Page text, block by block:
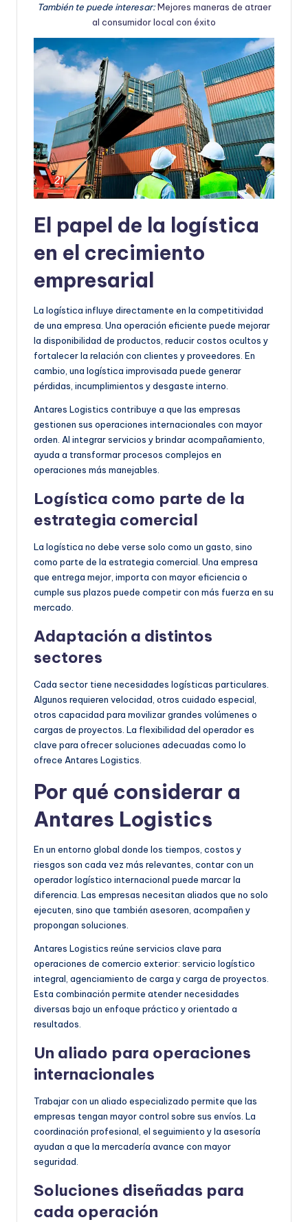
También te puede interesar:Mejores maneras de atraer
al consumidor local con éxito
El papel de la logística
en el crecimiento
empresarial
La logística influye directamente en la competitividad
de una empresa. Una operación eficiente puede mejorar
la disponibilidad de productos, reducir costos ocultos y
fortalecer la relación con clientes y proveedores. En
cambio, una logística improvisada puede generar
pérdidas, incumplimientos y desgaste interno.
Antares Logistics contribuye a que las empresas
gestionen sus operaciones internacionales con mayor
orden. Al integrar servicios y brindar acompañamiento,
ayuda a transformar procesos complejos en
operaciones más manejables.
Logística como parte de la
estrategia comercial
La logística no debe verse solo como un gasto, sino
como parte de la estrategia comercial. Una empresa
que entrega mejor, importa con mayor eficiencia o
cumple sus plazos puede competir con más fuerza en su
mercado.
Adaptación a distintos
sectores
Cada sector tiene necesidades logísticas particulares.
Algunos requieren velocidad, otros cuidado especial,
otros capacidad para movilizar grandes volúmenes o
cargas de proyectos. La flexibilidad del operador es
clave para ofrecer soluciones adecuadas como lo
ofrece Antares Logistics.
Por qué considerar a
Antares Logistics
En un entorno global donde los tiempos, costos y
riesgos son cada vez más relevantes, contar con un
operador logístico internacional puede marcar la
diferencia. Las empresas necesitan aliados que no solo
ejecuten, sino que también asesoren, acompañen y
propongan soluciones.
Antares Logistics reúne servicios clave para
operaciones de comercio exterior: servicio logístico
integral, agenciamiento de carga y carga de proyectos.
Esta combinación permite atender necesidades
diversas bajo un enfoque práctico y orientado a
resultados.
Un aliado para operaciones
internacionales
Trabajar con un aliado especializado permite que las
empresas tengan mayor control sobre sus envíos. La
coordinación profesional, el seguimiento y la asesoría
ayudan a que la mercadería avance con mayor
seguridad.
Soluciones diseñadas para
cada operación